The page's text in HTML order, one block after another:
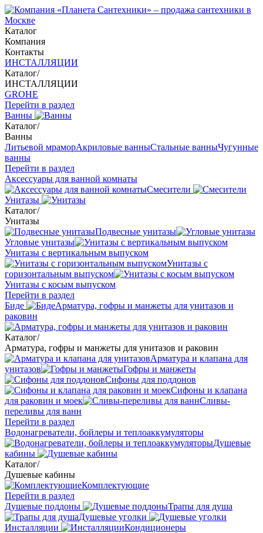
Каталог
Компания
Контакты
ИНСТАЛЛЯЦИИ
Каталог/
ИНСТАЛЛЯЦИИ
GROHE
Перейти в раздел
Ванны
Каталог/
Ванны
Литьевой мраморАкриловые ванныСтальные ванныЧугунные
ванны
Перейти в раздел
Аксессуары для ванной комнаты
Смесители
Унитазы
Каталог/
Унитазы
Подвесные унитазы
Угловые унитазы
Унитазы с вертикальным выпуском
Унитазы с
горизонтальным выпуском
Унитазы с косым выпуском
Перейти в раздел
Биде
Арматура, гофры и манжеты для унитазов и
раковин
Каталог/
Арматура, гофры и манжеты для унитазов и раковин
Арматура и клапана для
унитазов
Гофры и манжеты
Сифоны для поддонов
Сифоны и клапана
для раковин и моек
Сливы-
переливы для ванн
Перейти в раздел
Водонагреватели, бойлеры и теплоаккумуляторы
Душевые
кабины
Каталог/
Душевые кабины
Комплектующие
Перейти в раздел
Душевые поддоны
Трапы для душа
Душевые уголки
Инсталляции
Кондиционеры